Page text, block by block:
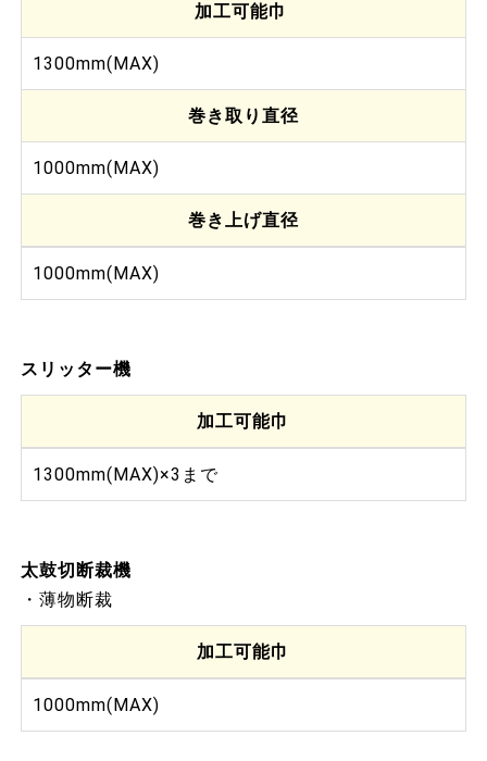
加工可能巾
1300mm(MAX)
巻き取り直径
1000mm(MAX)
巻き上げ直径
1000mm(MAX)
スリッター機
加工可能巾
1300mm(MAX)×3まで
太鼓切断裁機
・薄物断裁
加工可能巾
1000mm(MAX)